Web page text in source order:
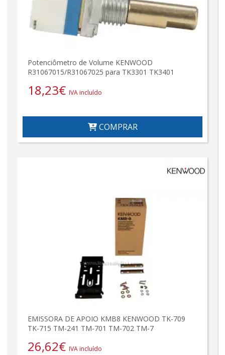
Potenciômetro de Volume KENWOOD
R31067015/R31067025 para TK3301 TK3401
18,23€ IVA incluído
COMPRAR
EMISSORA DE APOIO KMB8 KENWOOD TK-709
TK-715 TM-241 TM-701 TM-702 TM-7
26,62€ IVA incluído